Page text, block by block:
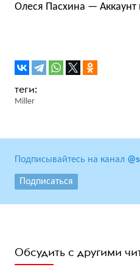
Олеся Пасхина —
Miller
Подписывайтесь на канал
Подписаться
Обсудить с другими